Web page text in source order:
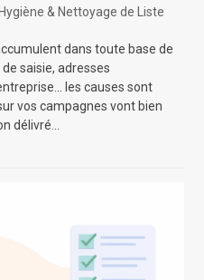
& Nettoyage de Liste
dans toute base de
saisie, adresses
les causes sont
vos campagnes vont bien
délivré…